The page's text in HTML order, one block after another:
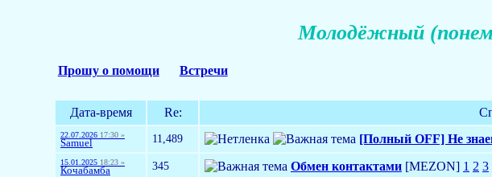
Молодёжный
Прошу о помощи Встречи
Дата-время Re:
22.07.2026 17:30 »
Samuel 11,489 [Полный OFF] Не
15.01.2025 18:23 »
Кочабамба 345 Обмен контактами [MEZON] 1 2 3